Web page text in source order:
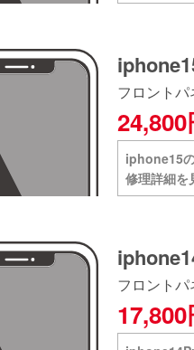
フロント
24,800
iphone15
修理詳細を
フロント
17,800